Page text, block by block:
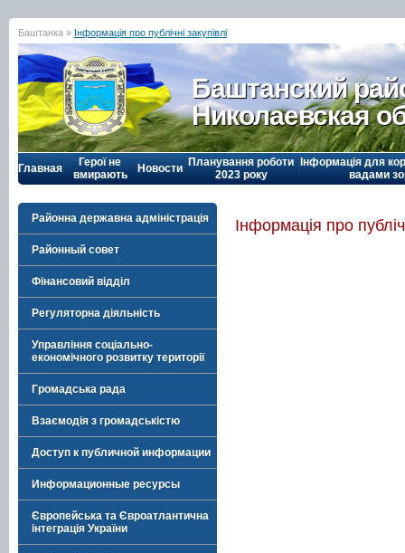
Баштанка » Інформація про публічні закупівлі
Баштанский
Николаевская
Главная
Герої не
вмирають
Новости Планування роботи
2023 року
Інформація для
вадами
Районна державна адміністрація
Районный совет
Фінансовий відділ
Регуляторна діяльність
Управління соціально-
економічного розвитку території
Громадська рада
Взаємодія з громадськістю
Доступ к публичной информации
Информационные ресурсы
Європейська та Євроатлантична
інтеграція України
Інформація про